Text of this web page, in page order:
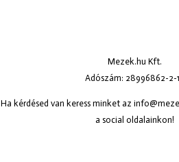
Mezek.hu Kft.
Adószám: 28996862-2-
Ha kérdésed van keress minket az
a social oldalainkon!